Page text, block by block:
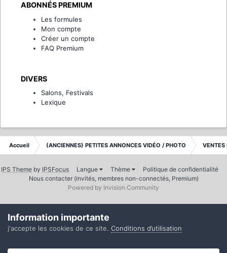
ABONNÉS PREMIUM
Les formules
Mon compte
Créer un compte
FAQ Premium
DIVERS
Salons, Festivals
Lexique
Accueil (ANCIENNES) PETITES ANNONCES VIDÉO / PHOTO VENTES
IPS Theme by IPSFocus Langue Thème
Politique de confidentialité
Nous contacter (invités, membres non-connectés, Premium)
Powered by Invision Community
Information importante
j'accepte les cookies de ce site. Conditions d’utilisation